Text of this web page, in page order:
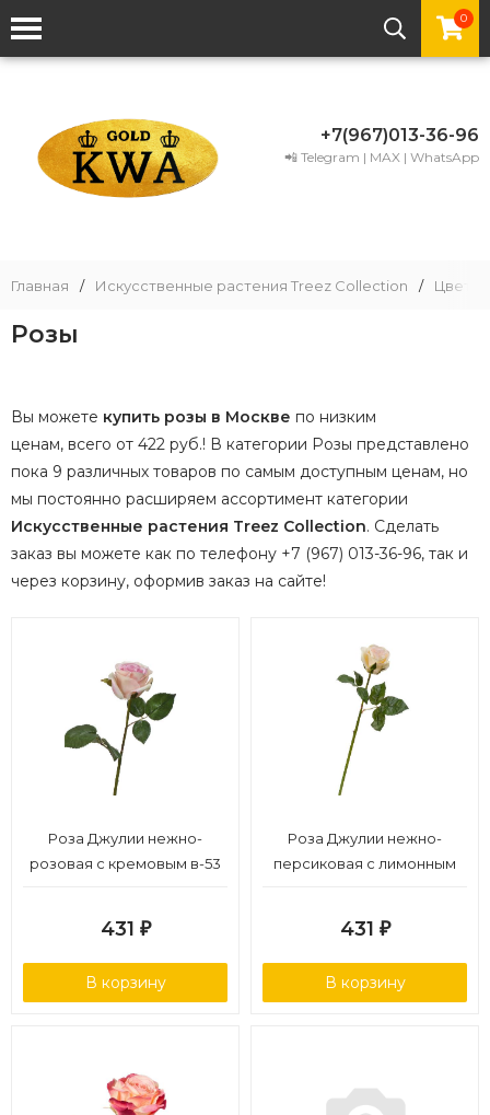
0
+7(967)013-36-96
📲 Telegram | MAX | WhatsApp
Главная / Искусственные растения Treez Collection / Цветы
Розы
Вы можете купить розы в Москве по низким
ценам, всего от 422 руб.! В категории Розы представлено
пока 9 различных товаров по самым доступным ценам, но
мы постоянно расширяем ассортимент категории
Искусственные растения Treez Collection. Сделать
заказ вы можете как по телефону +7 (967) 013-36-96, так и
через корзину, оформив заказ на сайте!
Роза Джулии нежно-
розовая с кремовым в-53
431 ₽
В корзину
Роза Джулии нежно-
персиковая с лимонным
431 ₽
В корзину